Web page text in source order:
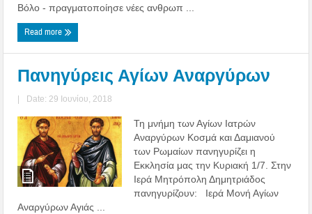
Βόλο - πραγματοποίησε νέες ανθρωπ ...
Read more
Πανηγύρεις Αγίων Αναργύρων
| Date: 29 Ιουνίου, 2018
Τη μνήμη των Αγίων Ιατρών
Αναργύρων Κοσμά και Δαμιανού
των Ρωμαίων πανηγυρίζει η
Εκκλησία μας την Κυριακή 1/7. Στην
Ιερά Μητρόπολη Δημητριάδος
πανηγυρίζουν: Ιερά Μονή Αγίων
Αναργύρων Αγιάς ...